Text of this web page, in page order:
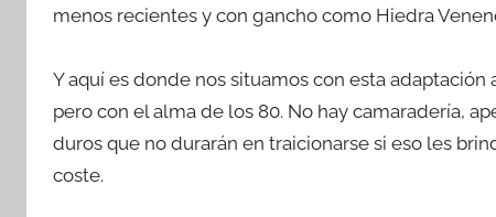
menos recientes y con gancho como Hiedra
Y aquí es donde nos situamos con esta
pero con el alma de los 80. No hay camaradería,
duros que no durarán en traicionarse si eso les
coste.